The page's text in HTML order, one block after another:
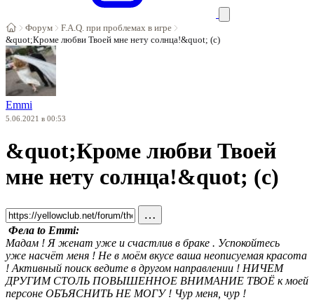
Форум
F.A.Q. при проблемах в игре
&quot;Кроме любви Твоей мне нету солнца!&quot; (с)
Emmi
5.06.2021 в 00:53
&quot;Кроме любви Твоей
мне нету солнца!&quot; (с)
…
Фела to Emmi:
Мадам ! Я женат уже и счастлив в браке . Успокойтесь
уже насчёт меня ! Не в моём вкусе ваша неописуемая красота
! Активный поиск ведите в другом направлении ! НИЧЕМ
ДРУГИМ СТОЛЬ ПОВЫШЕННОЕ ВНИМАНИЕ ТВОЁ к моей
персоне ОБЪЯСНИТЬ НЕ МОГУ ! Чур меня, чур !